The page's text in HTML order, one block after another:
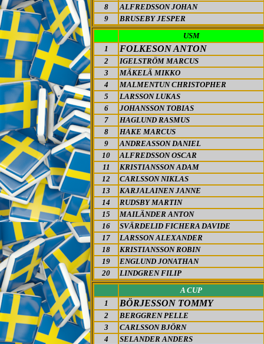
8
ALFREDSSON JOHAN
9
BRUSEBY JESPER
USM
1
FOLKESON ANTON
2
IGELSTRÖM MARCUS
3
MÄKELÄ MIKKO
4
MALMENTUN CHRISTOPHER
5
LARSSON LUKAS
6
JOHANSSON TOBIAS
7
HAGLUND RASMUS
8
HAKE MARCUS
9
ANDREASSON DANIEL
10
ALFREDSSON OSCAR
11
KRISTIANSSON ADAM
12
CARLSSON NIKLAS
13
KARJALAINEN JANNE
14
RUDSBY MARTIN
15
MAILÄNDER ANTON
16
SVÄRDELID FICHERA DAVIDE
17
LARSSON ALEXANDER
18
KRISTIANSSON ROBIN
19
ENGLUND JONATHAN
20
LINDGREN FILIP
A CUP
1
BÖRJESSON TOMMY
2
BERGGREN PELLE
3
CARLSSON BJÖRN
4
SELANDER ANDERS